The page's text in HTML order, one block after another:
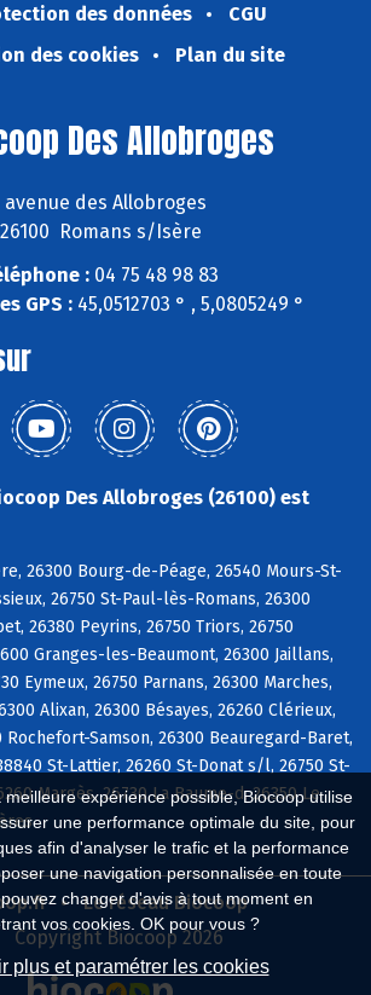
expérience possible, Biocoop utilise
une performance optimale du site, pour
afin d'analyser le trafic et la performance
une navigation personnalisée en toute
changer d'avis à tout moment en
vos cookies. OK pour vous ?
plus et paramétrer les cookies
des données
CGU
des cookies
Plan du site
Des Allobroges
avenue des Allobroges
26100 Romans s/Isère
: 04 75 48 98 83
GPS : 45,0512703 ° , 5,0805249 °
Des Allobroges (26100) est
26300 Bourg-de-Péage, 26540 Mours-St-
26750 St-Paul-lès-Romans, 26300
26380 Peyrins, 26750 Triors, 26750
Granges-les-Beaumont, 26300 Jaillans,
Eymeux, 26750 Parnans, 26300 Marches,
Alixan, 26300 Bésayes, 26260 Clérieux,
Rochefort-Samson, 26300 Beauregard-Baret,
St-Lattier, 26260 St-Donat s/l, 26750 St-
Margès, 26730 La Baume-d, 26350 Le
Le réseau Biocoop
Copyright Biocoop 2026